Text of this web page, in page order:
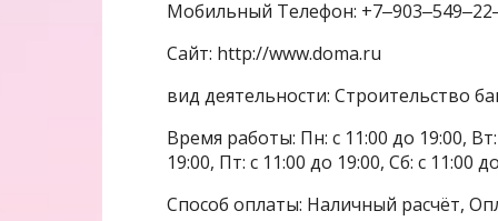
Мобильный Телефон:
Сайт: http://www.doma.ru
вид деятельности: Строительство
Время работы: Пн: с 11:00 до 19:00,
19:00, Пт: с 11:00 до 19:00, Сб: с 11:00
Способ оплаты: Наличный расчёт,